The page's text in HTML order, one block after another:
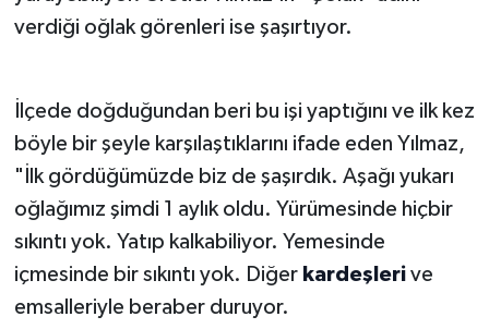
verdiği oğlak görenleri ise şaşırtıyor.
İlçede doğduğundan beri bu işi yaptığını ve ilk kez
böyle bir şeyle karşılaştıklarını ifade eden Yılmaz,
"İlk gördüğümüzde biz de şaşırdık. Aşağı yukarı
oğlağımız şimdi 1 aylık oldu. Yürümesinde hiçbir
sıkıntı yok. Yatıp kalkabiliyor. Yemesinde
içmesinde bir sıkıntı yok. Diğer kardeşlerive
emsalleriyle beraber duruyor.